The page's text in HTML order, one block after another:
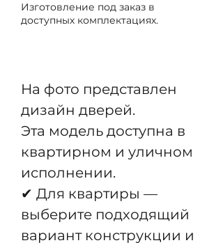
Изготовление под заказ в
доступных комплектациях.
На фото представлен
дизайн дверей.
Эта модель доступна в
квартирном и уличном
исполнении.
✔ Для квартиры —
выберите подходящий
вариант конструкции и